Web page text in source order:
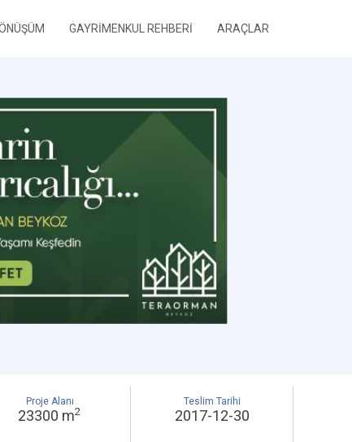
GAYRİMENKUL REHBERİ ARAÇLAR
Proje Alanı
23300 m2
Teslim Tarihi
2017-12-30